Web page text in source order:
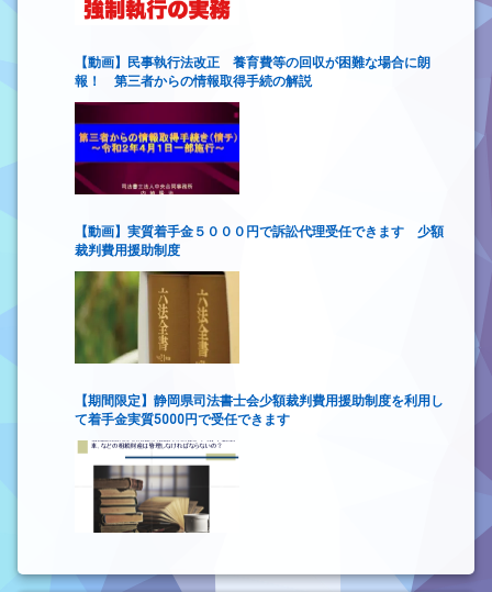
【動画】民事執行法改正 養育費等の回収が困難な場合に朗
報！ 第三者からの情報取得手続の解説
【動画】実質着手金５０００円で訴訟代理受任できます 少額
裁判費用援助制度
【期間限定】静岡県司法書士会少額裁判費用援助制度を利用し
て着手金実質5000円で受任できます